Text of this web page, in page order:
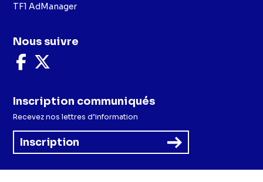
TF1 AdManager
Nous suivre
Nous
suivre
Facebook
X
Inscription communiqués
Recevez nos lettres d’information
Inscription